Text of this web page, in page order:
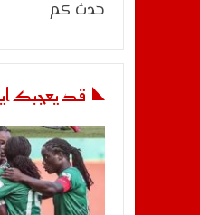
حدث كم
قد يعجبك